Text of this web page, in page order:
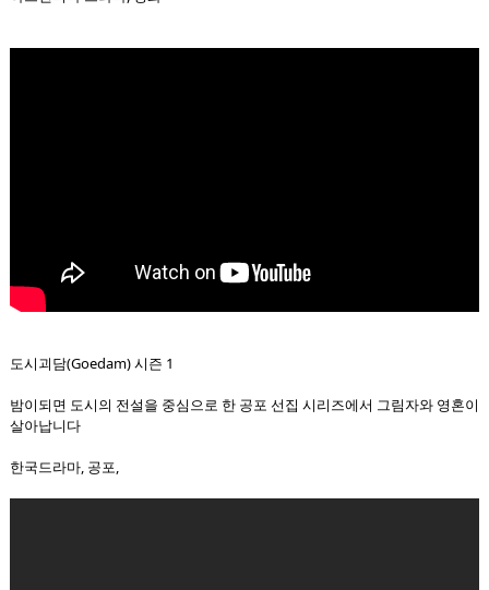
도시괴담(Goedam) 시즌 1
밤이되면 도시의 전설을 중심으로 한 공포 선집 시리즈에서 그림자와 영혼이
살아납니다
한국드라마, 공포,